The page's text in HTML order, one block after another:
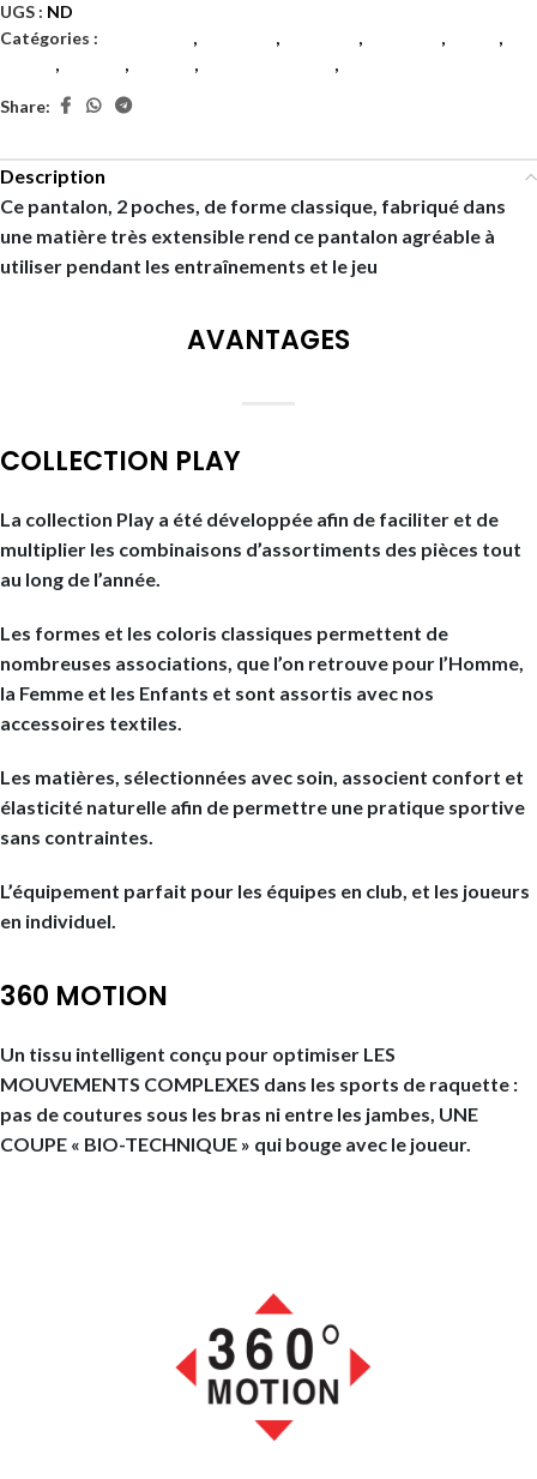
UGS : ND
Catégories :
, , , ,
,
, , , ,
Share:
Description
Ce pantalon, 2 poches, de forme classique, fabriqué dans
une matière très extensible rend ce pantalon agréable à
utiliser pendant les entraînements et le jeu
AVANTAGES
COLLECTION PLAY
La collection Play a été développée afin de faciliter et de
multiplier les combinaisons d’assortiments des pièces tout
au long de l’année.
Les formes et les coloris classiques permettent de
nombreuses associations, que l’on retrouve pour l’Homme,
la Femme et les Enfants et sont assortis avec nos
accessoires textiles.
Les matières, sélectionnées avec soin, associent confort et
élasticité naturelle afin de permettre une pratique sportive
sans contraintes.
L’équipement parfait pour les équipes en club, et les joueurs
en individuel.
360 MOTION
Un tissu intelligent conçu pour optimiser LES
MOUVEMENTS COMPLEXES dans les sports de raquette :
pas de coutures sous les bras ni entre les jambes, UNE
COUPE « BIO-TECHNIQUE » qui bouge avec le joueur.